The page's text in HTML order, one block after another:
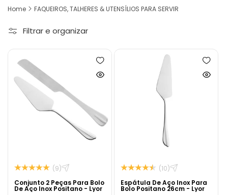
Home FAQUEIROS, TALHERES & UTENSÍLIOS PARA SERVIR
Filtrar e organizar
Adicionar
à
lista
Ver
(9)
Conjunto 2 Peças Para Bolo
De Aço Inox Positano - Lyor
à
lista
Ver
(10)
Espátula De Aço Inox Para
Bolo Positano 26cm - Lyor